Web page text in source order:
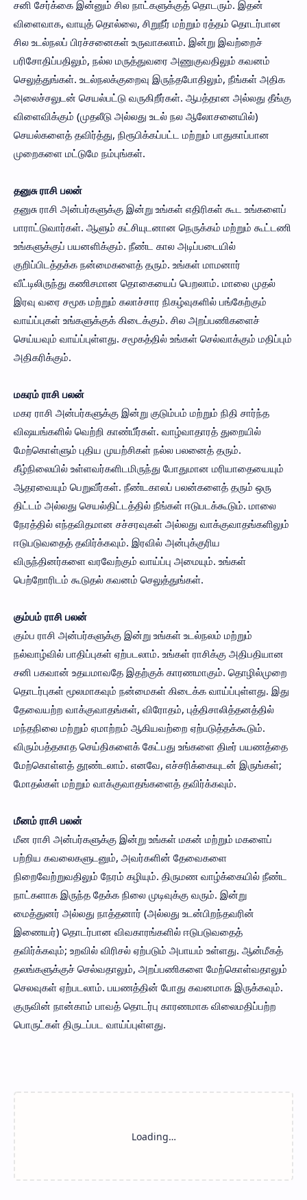
சனி சேர்க்கை இன்னும் சில நாட்களுக்குத் தொடரும். இதன்
விளைவாக, வாயுத் தொல்லை, சிறுநீர் மற்றும் ரத்தம் தொடர்பான
சில உடல்நலப் பிரச்சனைகள் உருவாகலாம். இன்று இவற்றைச்
பரிசோதிப்பதிலும், நல்ல மருத்துவரை அணுகுவதிலும் கவனம்
செலுத்துங்கள். உடல்நலக்குறைவு இருந்தபோதிலும், நீங்கள் அதிக
அலைச்சலுடன் செயல்பட்டு வருகிறீர்கள். ஆபத்தான அல்லது தீங்கு
விளைவிக்கும் (முதலீடு அல்லது உடல் நல ஆலோசனையில்)
செயல்களைத் தவிர்த்து, நிரூபிக்கப்பட்ட மற்றும் பாதுகாப்பான
முறைகளை மட்டுமே நம்புங்கள்.
தனுசு ராசி பலன்
தனுசு ராசி அன்பர்களுக்கு இன்று உங்கள் எதிரிகள் கூட உங்களைப்
பாராட்டுவார்கள். ஆளும் கட்சியுடனான நெருக்கம் மற்றும் கூட்டணி
உங்களுக்குப் பயனளிக்கும். நீண்ட கால அடிப்படையில்
குறிப்பிடத்தக்க நன்மைகளைத் தரும். உங்கள் மாமனார்
வீட்டிலிருந்து கணிசமான தொகையைப் பெறலாம். மாலை முதல்
இரவு வரை சமூக மற்றும் கலாச்சார நிகழ்வுகளில் பங்கேற்கும்
வாய்ப்புகள் உங்களுக்குக் கிடைக்கும். சில அறப்பணிகளைச்
செய்யவும் வாய்ப்புள்ளது. சமூகத்தில் உங்கள் செல்வாக்கும் மதிப்பும்
அதிகரிக்கும்.
மகரம் ராசி பலன்
மகர ராசி அன்பர்களுக்கு இன்று குடும்பம் மற்றும் நிதி சார்ந்த
விஷயங்களில் வெற்றி காண்பீர்கள். வாழ்வாதாரத் துறையில்
மேற்கொள்ளும் புதிய முயற்சிகள் நல்ல பலனைத் தரும்.
கீழ்நிலையில் உள்ளவர்களிடமிருந்து போதுமான மரியாதையையும்
ஆதரவையும் பெறுவீர்கள். நீண்டகாலப் பலன்களைத் தரும் ஒரு
திட்டம் அல்லது செயல்திட்டத்தில் நீங்கள் ஈடுபடக்கூடும். மாலை
நேரத்தில் எந்தவிதமான சச்சரவுகள் அல்லது வாக்குவாதங்களிலும்
ஈடுபடுவதைத் தவிர்க்கவும். இரவில் அன்புக்குரிய
விருந்தினர்களை வரவேற்கும் வாய்ப்பு அமையும். உங்கள்
பெற்றோரிடம் கூடுதல் கவனம் செலுத்துங்கள்.
கும்பம் ராசி பலன்
கும்ப ராசி அன்பர்களுக்கு இன்று உங்கள் உடல்நலம் மற்றும்
நல்வாழ்வில் பாதிப்புகள் ஏற்படலாம். உங்கள் ராசிக்கு அதிபதியான
சனி பகவான் உதயமாவதே இதற்குக் காரணமாகும். தொழில்முறை
தொடர்புகள் மூலமாகவும் நன்மைகள் கிடைக்க வாய்ப்புள்ளது. இது
தேவையற்ற வாக்குவாதங்கள், விரோதம், புத்திசாலித்தனத்தில்
மந்தநிலை மற்றும் ஏமாற்றம் ஆகியவற்றை ஏற்படுத்தக்கூடும்.
விரும்பத்தகாத செய்திகளைக் கேட்பது உங்களை திடீர் பயணத்தை
மேற்கொள்ளத் தூண்டலாம். எனவே, எச்சரிக்கையுடன் இருங்கள்;
மோதல்கள் மற்றும் வாக்குவாதங்களைத் தவிர்க்கவும்.
மீனம் ராசி பலன்
மீன ராசி அன்பர்களுக்கு இன்று உங்கள் மகன் மற்றும் மகளைப்
பற்றிய கவலைகளுடனும், அவர்களின் தேவைகளை
நிறைவேற்றுவதிலும் நேரம் கழியும். திருமண வாழ்க்கையில் நீண்ட
நாட்களாக இருந்த தேக்க நிலை முடிவுக்கு வரும். இன்று
மைத்துனர் அல்லது நாத்தனார் (அல்லது உடன்பிறந்தவரின்
இணையர்) தொடர்பான விவகாரங்களில் ஈடுபடுவதைத்
தவிர்க்கவும்; உறவில் விரிசல் ஏற்படும் அபாயம் உள்ளது. ஆன்மீகத்
தலங்களுக்குச் செல்வதாலும், அறப்பணிகளை மேற்கொள்வதாலும்
செலவுகள் ஏற்படலாம். பயணத்தின் போது கவனமாக இருக்கவும்.
குருவின் நான்காம் பாவத் தொடர்பு காரணமாக விலைமதிப்பற்ற
பொருட்கள் திருடப்பட வாய்ப்புள்ளது.